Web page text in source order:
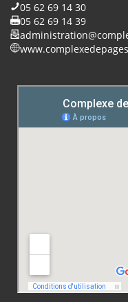
05 62 69 14 30
05 62 69 14 39